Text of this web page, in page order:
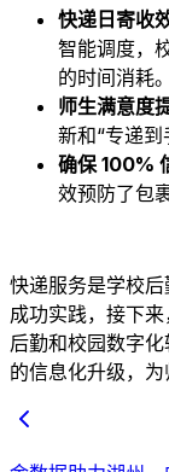
快递日寄收
智能调度，
的时间消耗。
师生满意度
新和“专递到
确保 100%
效预防了包
快递服务是学校
成功实践，接下
后勤和校园数字
的信息化升级，为